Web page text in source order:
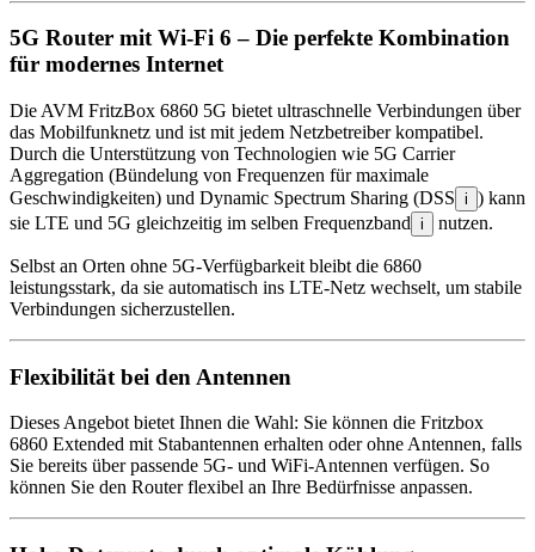
5G Router mit Wi-Fi 6 – Die perfekte Kombination
für modernes Internet
Die AVM FritzBox 6860 5G bietet ultraschnelle Verbindungen über
das Mobilfunknetz und ist mit jedem Netzbetreiber kompatibel.
Durch die Unterstützung von Technologien wie 5G Carrier
Aggregation (Bündelung von Frequenzen für maximale
Geschwindigkeiten) und Dynamic Spectrum Sharing (DSS i ) kann
sie LTE und 5G gleichzeitig im selben Frequenzband i nutzen.
Selbst an Orten ohne 5G-Verfügbarkeit bleibt die 6860
leistungsstark, da sie automatisch ins LTE-Netz wechselt, um stabile
Verbindungen sicherzustellen.
Flexibilität bei den Antennen
Dieses Angebot bietet Ihnen die Wahl: Sie können die Fritzbox
6860 Extended mit Stabantennen erhalten oder ohne Antennen, falls
Sie bereits über passende 5G- und WiFi-Antennen verfügen. So
können Sie den Router flexibel an Ihre Bedürfnisse anpassen.